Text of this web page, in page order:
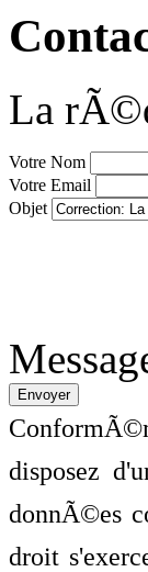
La
Votre Nom
Votre Email
Objet
disposez
donnÃ©es
droit